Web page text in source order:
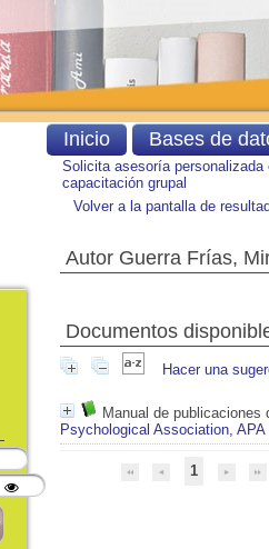
Solicita asesoría personalizada
capacitación grupal
Volver a la pantalla de
Autor Guerra Frías,
Documentos
Hacer una
Manual de
Psychological Association, APA
1
Inicio Bases de